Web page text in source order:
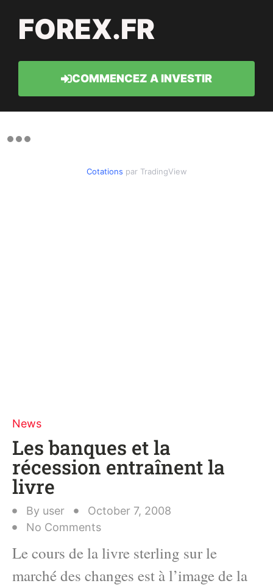
FOREX.FR
COMMENCEZ A INVESTIR
Cotations par TradingView
News
Les banques et la
récession entraînent la
livre
By user
October 7, 2008
No Comments
Le cours de la livre sterling sur le
marché des changes est à l’image de la